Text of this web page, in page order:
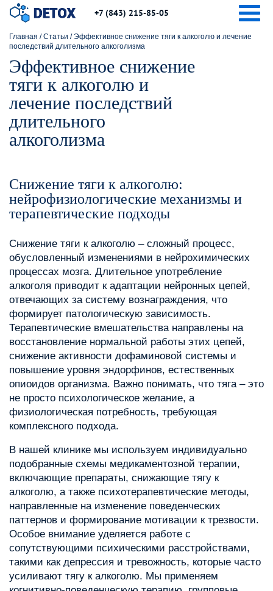
+7 (843) 215-85-05
Главная /Статьи /Эффективное снижение тяги к алкоголю и лечение
последствий длительного алкоголизма
Эффективное снижение
тяги к алкоголю и
лечение последствий
длительного
алкоголизма
Снижение тяги к алкоголю:
нейрофизиологические механизмы и
терапевтические подходы
Снижение тяги к алкоголю – сложный процесс,
обусловленный изменениями в нейрохимических
процессах мозга. Длительное употребление
алкоголя приводит к адаптации нейронных цепей,
отвечающих за систему вознаграждения, что
формирует патологическую зависимость.
Терапевтические вмешательства направлены на
восстановление нормальной работы этих цепей,
снижение активности дофаминовой системы и
повышение уровня эндорфинов, естественных
опиоидов организма. Важно понимать, что тяга – это
не просто психологическое желание, а
физиологическая потребность, требующая
комплексного подхода.
В нашей клинике мы используем индивидуально
подобранные схемы медикаментозной терапии,
включающие препараты, снижающие тягу к
алкоголю, а также психотерапевтические методы,
направленные на изменение поведенческих
паттернов и формирование мотивации к трезвости.
Особое внимание уделяется работе с
сопутствующими психическими расстройствами,
такими как депрессия и тревожность, которые часто
усиливают тягу к алкоголю. Мы применяем